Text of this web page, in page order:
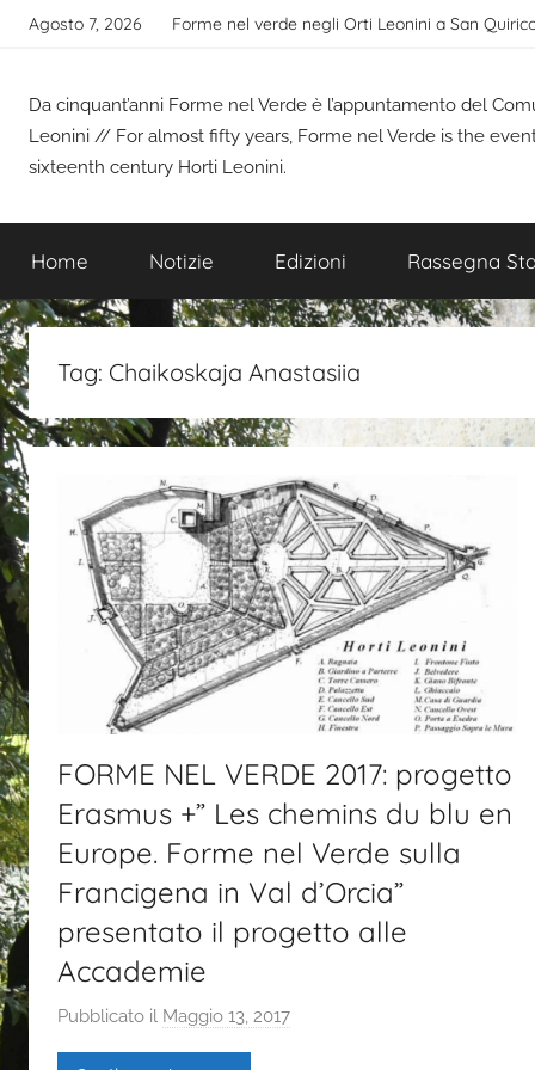
SaltaAgosto 7, 2026 Forme nel verde negli Orti Leonini a San
Da cinquant’anni Forme nel Verde è l’appuntamento del
Leonini // For almost fifty years, Forme nel Verde is the
sixteenth century Horti Leonini.
Home Notizie Edizioni Rassegna
Tag: Chaikoskaja Anastasiia
FORME NEL VERDE 2017: progetto
Erasmus +” Les chemins du blu en
Europe. Forme nel Verde sulla
Francigena in Val d’Orcia”
presentato il progetto alle
Accademie
Pubblicato il Maggio 13, 2017